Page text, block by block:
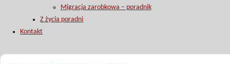
Migracja zarobkowa – poradnik
Z życia poradni
Kontakt